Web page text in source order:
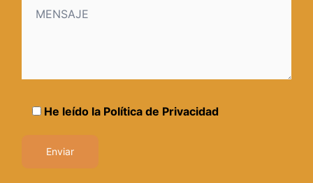
He leído la Política de Privacidad